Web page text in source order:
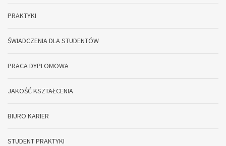
PRAKTYKI
ŚWIADCZENIA DLA STUDENTÓW
PRACA DYPLOMOWA
JAKOŚĆ KSZTAŁCENIA
BIURO KARIER
STUDENT PRAKTYKI